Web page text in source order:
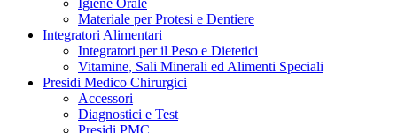
Igiene Orale
Materiale per Protesi e Dentiere
Integratori Alimentari
Integratori per il Peso e Dietetici
Vitamine, Sali Minerali ed Alimenti Speciali
Presidi Medico Chirurgici
Accessori
Diagnostici e Test
Presidi PMC